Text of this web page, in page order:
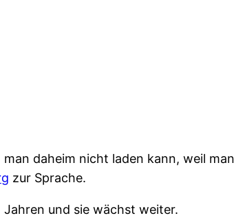
daheim nicht laden kann, weil
zur Sprache.
und sie wächst weiter.